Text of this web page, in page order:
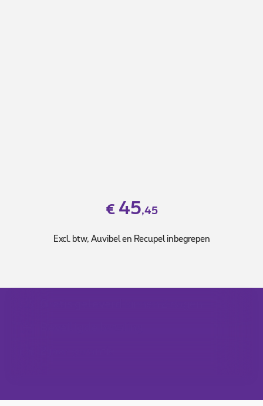
€ 45,45
Excl. btw, Auvibel en Recupel inbegrepen